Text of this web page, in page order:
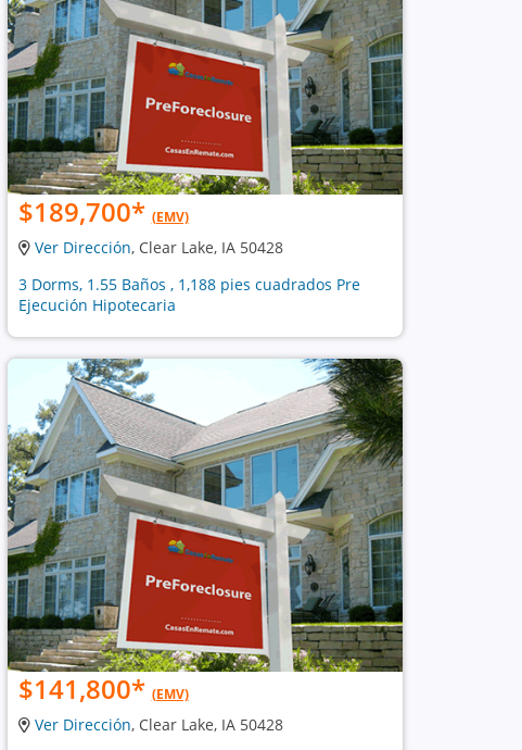
$189,700* (EMV)
Ver Dirección, Clear Lake, IA 50428
3 Dorms, 1.55 Baños , 1,188 pies cuadrados Pre
Ejecución Hipotecaria
$141,800* (EMV)
Ver Dirección, Clear Lake, IA 50428